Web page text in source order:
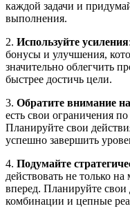
каждой задачи и
выполнения.
2. Используйте усиления
бонусы и улучшения,
значительно облегчить
быстрее достичь цели.
3. Обратите внимание
есть свои ограничения
Планируйте свои
успешно завершить
4. Подумайте
действовать не только
вперед. Планируйте свои
комбинации и цепные